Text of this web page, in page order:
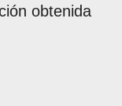
obtenida